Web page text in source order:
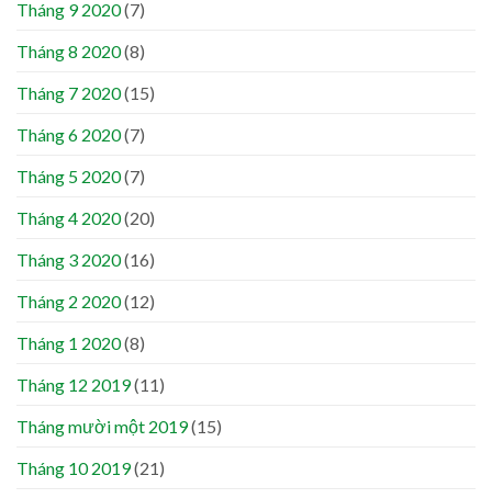
Tháng 9 2020(7)
Tháng 8 2020(8)
Tháng 7 2020(15)
Tháng 6 2020(7)
Tháng 5 2020(7)
Tháng 4 2020(20)
Tháng 3 2020(16)
Tháng 2 2020(12)
Tháng 1 2020(8)
Tháng 12 2019(11)
Tháng mười một 2019(15)
Tháng 10 2019(21)